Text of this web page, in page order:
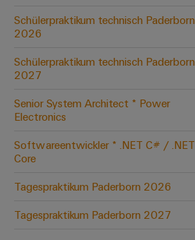
Schülerpraktikum technisch Paderborn
2026
Schülerpraktikum technisch Paderborn
2027
Senior System Architect * Power
Electronics
Softwareentwickler * .NET C# / .NET
Core
Tagespraktikum Paderborn 2026
Tagespraktikum Paderborn 2027